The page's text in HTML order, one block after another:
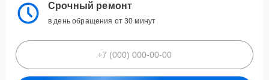
Срочный ремонт
в день обращения от 30 минут